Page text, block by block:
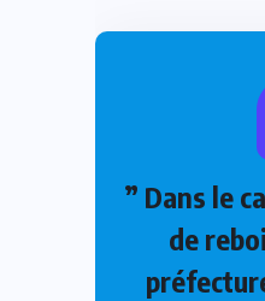
” Dans le
de